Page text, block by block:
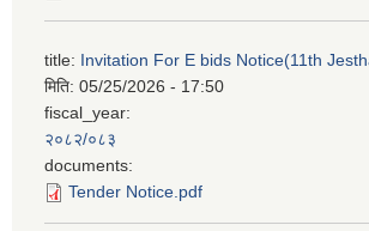
title: Invitation For E bids Notice(11th
मिति: 05/25/2026 - 17:50
fiscal_year:
२०८२/०८३
documents:
Tender Notice.pdf